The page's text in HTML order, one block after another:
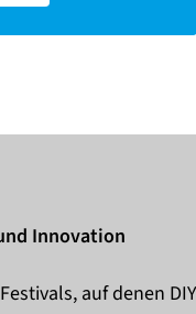
Innovation
auf denen